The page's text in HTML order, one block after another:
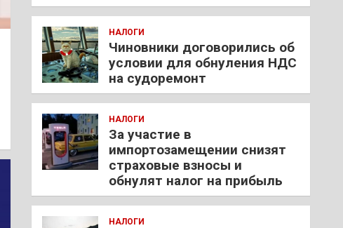
НАЛОГИ
Чиновники договорились об
условии для обнуления НДС
на судоремонт
НАЛОГИ
За участие в
импортозамещении снизят
страховые взносы и
обнулят налог на прибыль
НАЛОГИ